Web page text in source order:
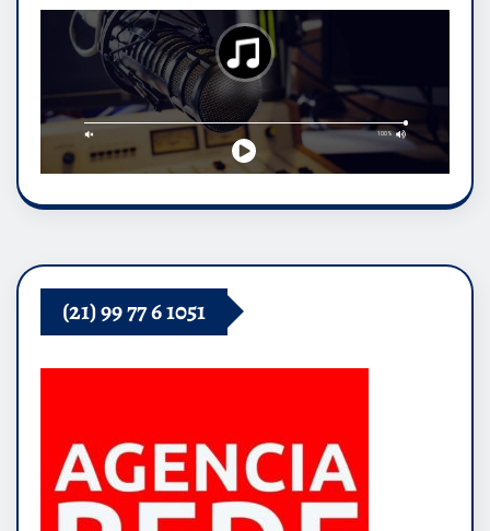
(21) 99 77 6 1051